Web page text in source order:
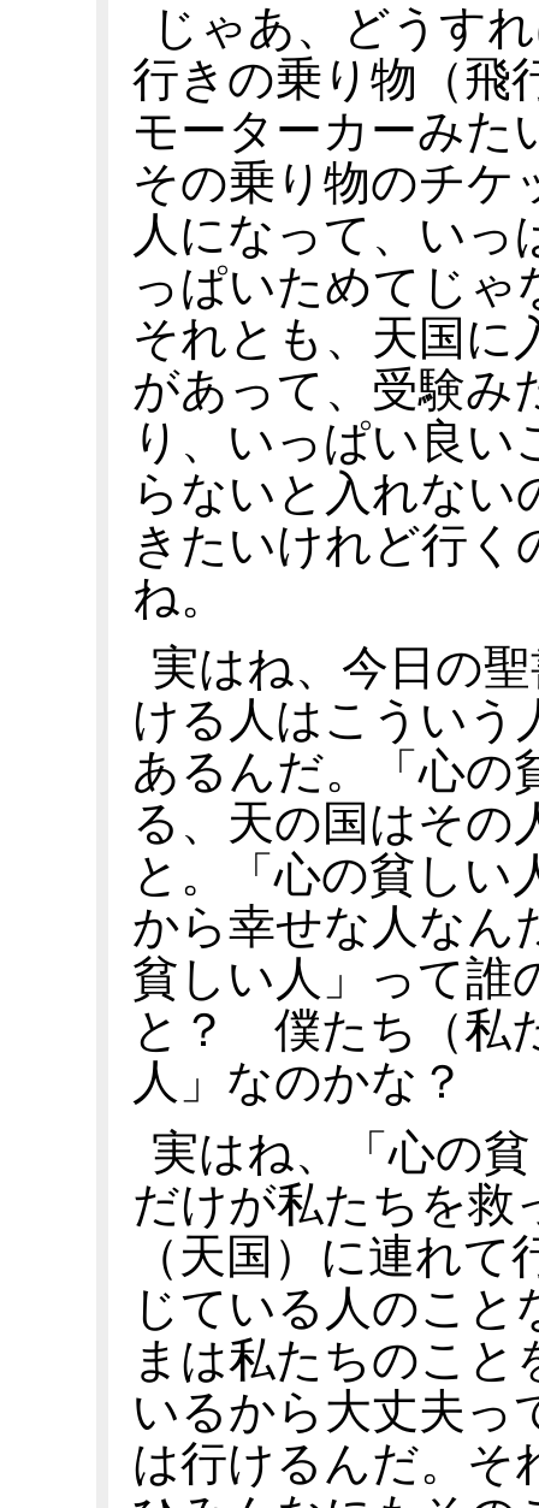
じゃあ、どうす
行きの乗り物（
モーターカーみた
その乗り物のチケ
人になって、いっ
っぱいためてじゃ
それとも、天国に
があって、受験み
り、いっぱい良い
らないと入れない
きたいけれど行
ね。
実はね、今日の
ける人はこういう
あるんだ。「心の
る、天の国はその
と。「心の貧しい
から幸せな人なん
貧しい人」って
と？ 僕たち（私
人」なのかな？
実はね、「心の
だけが私たちを救
（天国）に連れ
じている人のこ
まは私たちのこ
いるから大丈夫っ
は行けるんだ。そ